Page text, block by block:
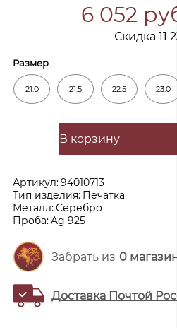
6 052
Скидка 11
Размер
21.0 21.5 22.5 23.0
В корзину
Артикул:94010713
Тип изделия: Печатка
Металл:Серебро
Проба:Ag 925
Забрать из 0
Доставка Почтой